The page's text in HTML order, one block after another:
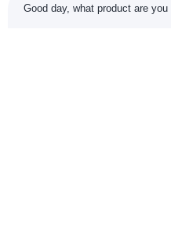
Good day, what product are